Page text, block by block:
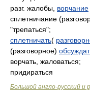
разг. жалобы, ворчание
сплетничание
"трепаться";
сплетничать(
(разговорное)
ворчать, жаловаться;
придираться
Большой англо-русский и